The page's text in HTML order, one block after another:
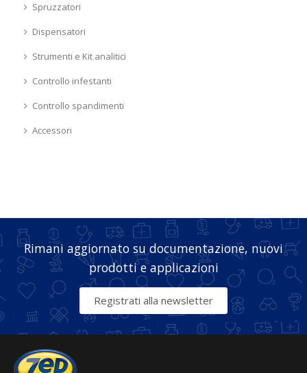
Spruzzatori
Dispensatori
Strumenti e Kit analitici
Controllo infestanti
Controllo spandimenti
Accessori
Rimani aggiornato su documentazione, nuovi
prodotti e applicazioni
Registrati alla newsletter